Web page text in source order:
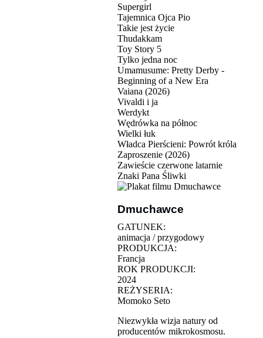
Supergirl
Tajemnica Ojca Pio
Takie jest życie
Thudakkam
Toy Story 5
Tylko jedna noc
Umamusume: Pretty Derby -
Beginning of a New Era
Vaiana (2026)
Vivaldi i ja
Werdykt
Wędrówka na północ
Wielki łuk
Władca Pierścieni: Powrót króla
Zaproszenie (2026)
Zawieście czerwone latarnie
Znaki Pana Śliwki
Dmuchawce
GATUNEK:
animacja / przygodowy
PRODUKCJA:
Francja
ROK PRODUKCJI:
2024
REŻYSERIA:
Momoko Seto
Niezwykła wizja natury od
producentów mikrokosmosu.